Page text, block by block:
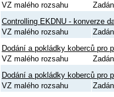
VZ malého rozsahu
Controlling EKDNU - konverze
VZ malého rozsahu
Dodání a pokládky koberců pro
VZ malého rozsahu
Dodání a pokládky koberců pro
VZ malého rozsahu